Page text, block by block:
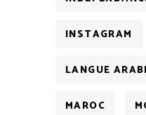
INSTAGRAM
LANGUE
MAROC